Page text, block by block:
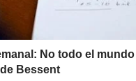
No todo el
Bessent